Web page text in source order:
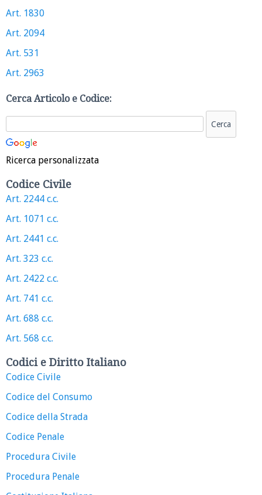
Art. 1830
Art. 2094
Art. 531
Art. 2963
Cerca Articolo e Codice:
Ricerca personalizzata
Codice Civile
Art. 2244 c.c.
Art. 1071 c.c.
Art. 2441 c.c.
Art. 323 c.c.
Art. 2422 c.c.
Art. 741 c.c.
Art. 688 c.c.
Art. 568 c.c.
Codici e Diritto Italiano
Codice Civile
Codice del Consumo
Codice della Strada
Codice Penale
Procedura Civile
Procedura Penale